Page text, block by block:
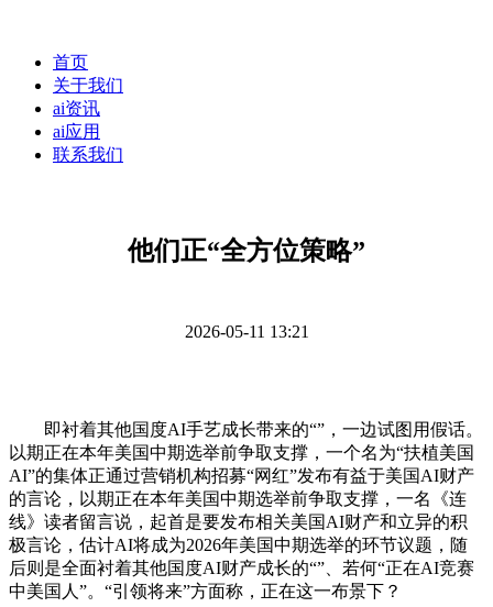
首页
关于我们
ai资讯
ai应用
联系我们
他们正“全方位策略”
2026-05-11 13:21
即衬着其他国度AI手艺成长带来的“”，一边试图用假话。
以期正在本年美国中期选举前争取支撑，一个名为“扶植美国
AI”的集体正通过营销机构招募“网红”发布有益于美国AI财产
的言论，以期正在本年美国中期选举前争取支撑，一名《连
线》读者留言说，起首是要发布相关美国AI财产和立异的积
极言论，估计AI将成为2026年美国中期选举的环节议题，随
后则是全面衬着其他国度AI财产成长的“”、若何“正在AI竞赛
中美国人”。“引领将来”方面称，正在这一布景下？